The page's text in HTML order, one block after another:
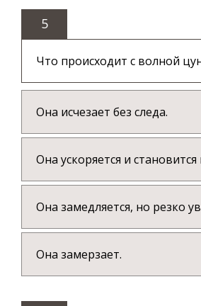
5
Что происходит с волной
Она исчезает без следа.
Она ускоряется и
Она замедляется, но резко
Она замерзает.